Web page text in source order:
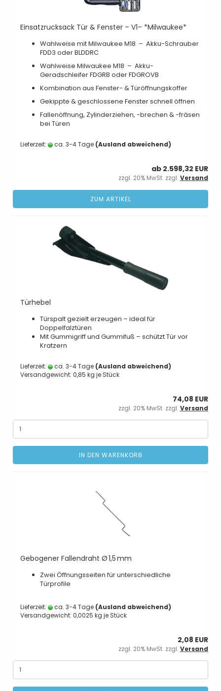
Einsatzrucksack Tür & Fenster – V1– *Milwaukee*
Wahlweise mit Milwaukee M18 – Akku-Schrauber
FDD3 oder BLDDRC
Wahlweise Milwaukee M18 – Akku-
Geradschleifer FDGRB oder FDGROVB
Kombination aus Fenster- & Türöffnungskoffer
Gekippte & geschlossene Fenster schnell öffnen
Fallenöffnung, Zylinderziehen, -brechen & -fräsen
bei Türen
Lieferzeit: ca. 3-4 Tage (Ausland abweichend)
ab 2.598,32 EUR
zzgl. 20% MwSt. zzgl. Versand
ZUM ARTIKEL
Türhebel
Türspalt gezielt erzeugen – ideal für
Doppelfalztüren
Mit Gummigriff und Gummifuß – schützt Tür vor
Kratzern
Lieferzeit: ca. 3-4 Tage (Ausland abweichend)
Versandgewicht:0,85 kg je Stück
74,08 EUR
zzgl. 20% MwSt. zzgl. Versand
IN DEN WARENKORB
Gebogener Fallendraht Ø 1,5 mm
Zwei Öffnungsseiten für unterschiedliche
Türprofile
Lieferzeit: ca. 3-4 Tage (Ausland abweichend)
Versandgewicht:0,0025 kg je Stück
2,08 EUR
zzgl. 20% MwSt. zzgl. Versand